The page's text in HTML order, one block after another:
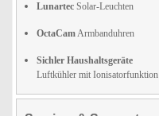
Lunartec Solar-Leuchten
OctaCamArmbanduhren
Sichler Haushaltsgeräte
Luftkühler mit Ionisatorfunktion